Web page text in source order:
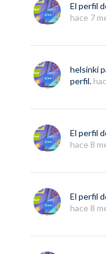
El perfil
hace 7
helsinki
perfil.
El perfil
hace 8
El perfil
hace 8